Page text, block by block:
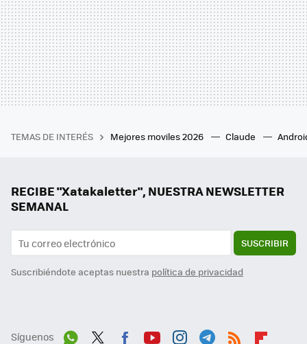
TEMAS DE INTERÉS Mejores moviles 2026 Claude
RECIBE "Xatakaletter", NUESTRA NEWSLETTER
SEMANAL
SUSCRIBIR
Suscribiéndote aceptas nuestra política de privacidad
Síguenos